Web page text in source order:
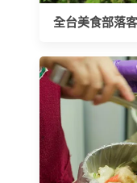
全台美食部落